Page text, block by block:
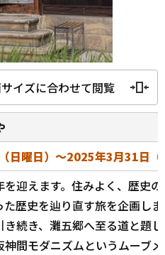
イズに合わせて閲覧
日曜日）～2025年3月31日（
迎えます。住みよく、歴史
歴史を辿り直す旅を企画しま
続き、灘五郷へ至る道と題
間モダニズムというムーブ